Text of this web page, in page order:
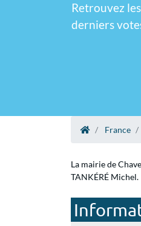
Retrouvez
derniers
France
La mairie de
TANKÉRÉ Michel.